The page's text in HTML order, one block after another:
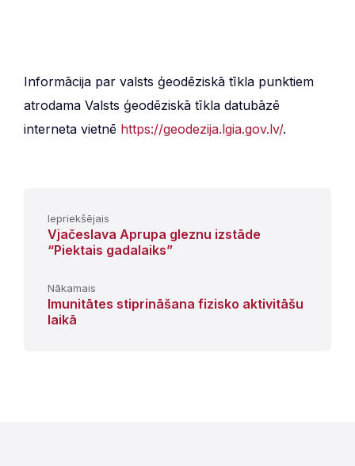
Informācija par valsts ģeodēziskā tīkla punktiem
atrodama Valsts ģeodēziskā tīkla datubāzē
interneta vietnē https://geodezija.lgia.gov.lv/.
Iepriekšējais
Vjačeslava Aprupa gleznu izstāde
“Piektais gadalaiks”
Nākamais
Imunitātes stiprināšana fizisko aktivitāšu
laikā